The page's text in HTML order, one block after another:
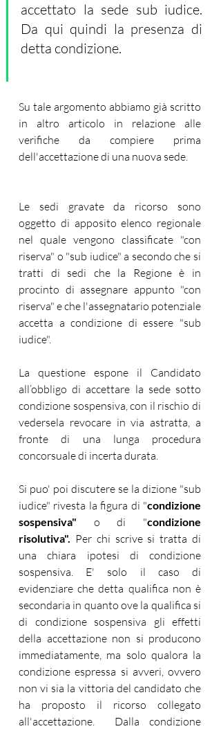
accettato la sede sub iudice.
Da qui quindi la presenza di
detta condizione.
Su tale argomento abbiamo già scritto
in altro articolo in relazione alle
verifiche da compiere prima
dell'accettazione di una nuova sede.
Le sedi gravate da ricorso sono
oggetto di apposito elenco regionale
nel quale vengono classificate "con
riserva" o "sub iudice" a secondo che si
tratti di sedi che la Regione è in
procinto di assegnare appunto "con
riserva" e che l'assegnatario potenziale
accetta a condizione di essere "sub
iudice".
La questione espone il Candidato
all’obbligo di accettare la sede sotto
condizione sospensiva, con il rischio di
vedersela revocare in via astratta, a
fronte di una lunga procedura
concorsuale di incerta durata.
Si puo' poi discutere se la dizione "sub
iudice" rivesta la figura di "condizione
sospensiva" o di "condizione
risolutiva". Per chi scrive si tratta di
una chiara ipotesi di condizione
sospensiva. E' solo il caso di
evidenziare che detta qualifica non è
secondaria in quanto ove la qualifica si
di condizione sospensiva gli effetti
della accettazione non si producono
immediatamente, ma solo qualora la
condizione espressa si avveri, ovvero
non vi sia la vittoria del candidato che
ha proposto il ricorso collegato
all'accettazione.  Dalla condizione